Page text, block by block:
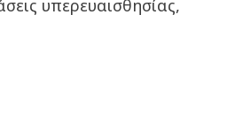
υπερευαισθησίας,